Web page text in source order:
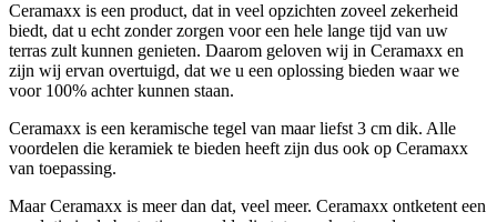
Ceramaxx is een product, dat in veel opzichten zoveel zekerheid
biedt, dat u echt zonder zorgen voor een hele lange tijd van uw
terras zult kunnen genieten. Daarom geloven wij in Ceramaxx en
zijn wij ervan overtuigd, dat we u een oplossing bieden waar we
voor 100% achter kunnen staan.
Ceramaxx is een keramische tegel van maar liefst 3 cm dik. Alle
voordelen die keramiek te bieden heeft zijn dus ook op Ceramaxx
van toepassing.
Maar Ceramaxx is meer dan dat, veel meer. Ceramaxx ontketent een